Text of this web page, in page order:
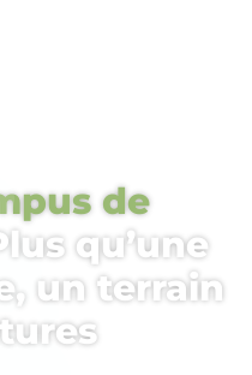
de
qu’une
un terrain